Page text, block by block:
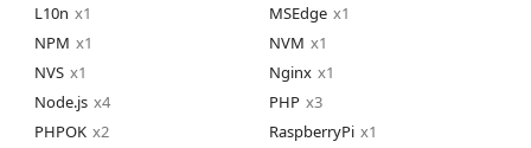
L10n
1 MSEdge
1
NPM
1 NVM
1
NVS
1 Nginx
1
Node.js
4 PHP
3
PHPOK
2 RaspberryPi
1